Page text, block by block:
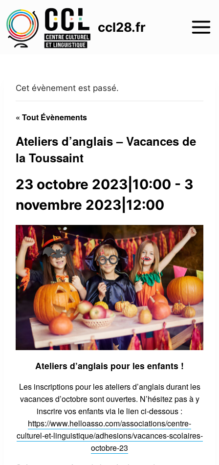
au
contenu
ccl28.fr
Cet évènement est passé.
« Tout Évènements
Ateliers d’anglais – Vacances de
la Toussaint
23 octobre 2023|10:00 - 3
novembre 2023|12:00
Ateliers d’anglais pour les enfants !
Les inscriptions pour les ateliers d’anglais durant les
vacances d’octobre sont ouvertes. N’hésitez pas à y
inscrire vos enfants via le lien ci-dessous :
https://www.helloasso.com/associations/centre-
culturel-et-linguistique/adhesions/vacances-scolaires-
octobre-23